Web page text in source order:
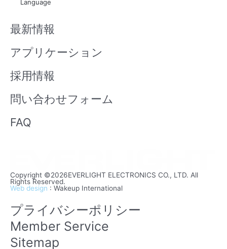
u
b
e
i
n
Language
最新情報
アプリケーション
採用情報
問い合わせフォーム
FAQ
Copyright ©2026EVERLIGHT ELECTRONICS CO., LTD. All
Rights Reserved.
Web design : Wakeup International
プライバシーポリシー
Member Service
Sitemap